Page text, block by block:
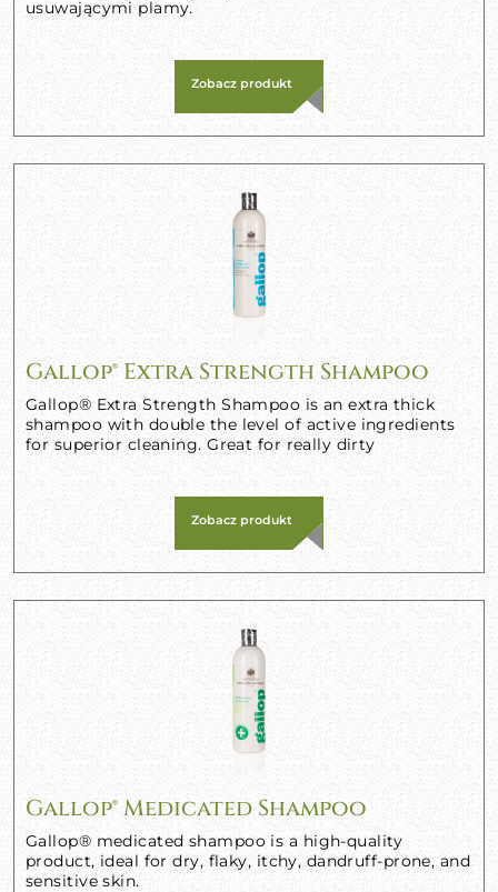
usuwającymi plamy.
Zobacz produkt
Gallop® Extra Strength Shampoo
Gallop® Extra Strength Shampoo is an extra thick
shampoo with double the level of active ingredients
for superior cleaning. Great for really dirty
Zobacz produkt
Gallop® Medicated Shampoo
Gallop® medicated shampoo is a high-quality
product, ideal for dry, flaky, itchy, dandruff-prone, and
sensitive skin.